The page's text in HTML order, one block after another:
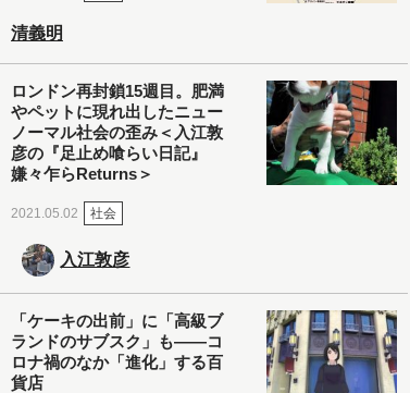
清義明
ロンドン再封鎖15週目。肥満
やペットに現れ出したニュー
ノーマル社会の歪み＜入江敦
彦の『足止め喰らい日記』
嫌々乍らReturns＞
2021.05.02 社会
入江敦彦
「ケーキの出前」に「高級ブ
ランドのサブスク」も――コ
ロナ禍のなか「進化」する百
貨店